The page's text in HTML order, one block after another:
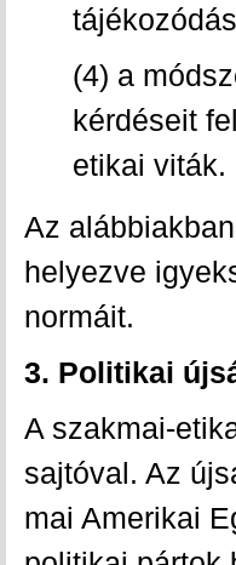
(4) a
kérdéseit
etikai viták.
Az
helyezve
normáit.
3. Politikai
A szakmai-
sajtóval. Az
mai Amerikai